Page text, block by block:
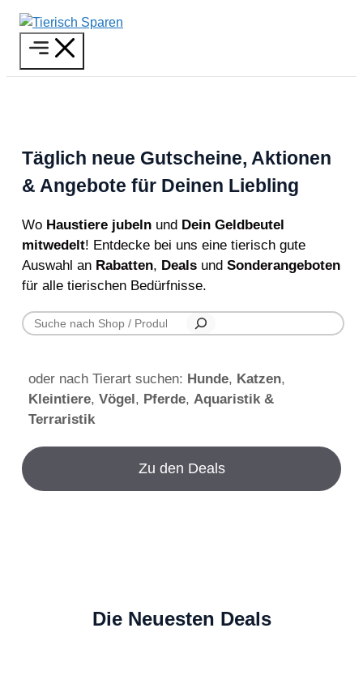
Zum
Inhalt
springen
Täglich neue Gutscheine, Aktionen
& Angebote für Deinen Liebling
Wo Haustiere jubeln und Dein Geldbeutel
mitwedelt! Entdecke bei uns eine tierisch gute
Auswahl an Rabatten, Deals und Sonderangeboten
für alle tierischen Bedürfnisse.
Suchen
oder nach Tierart suchen: Hunde, Katzen,
Kleintiere, Vögel , Pferde, Aquaristik &
Terraristik
Zu den Deals
Die Neuesten Deals